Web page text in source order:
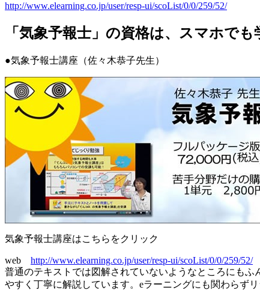
http://www.elearning.co.jp/user/resp-ui/scoList/0/0/259/52/
「気象予報士」の資格は、スマホで
●気象予報士講座（佐々木恭子先生）
気象予報士講座はこちらをクリック
web http://www.elearning.co.jp/user/resp-ui/scoList/0/0/259/52/
普通のテキストでは図解されていないようなところにも
やすく丁寧に解説しています。eラーニングにも関わらず